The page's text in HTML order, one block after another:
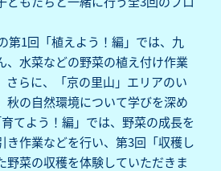
第1回「植えよう！編」では、九
、水菜などの野菜の植え付け作業
さらに、「京の里山」エリアのい
秋の自然環境について学びを深め
てよう！編」では、野菜の成長を
き作業などを行い、第3回「収穫し
野菜の収穫を体験していただきま